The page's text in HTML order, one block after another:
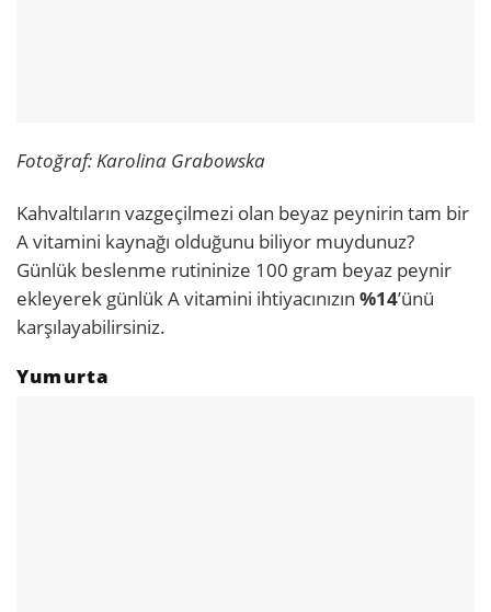
Fotoğraf: Karolina Grabowska
Kahvaltıların vazgeçilmezi olan beyaz peynirin tam bir
A vitamini kaynağı olduğunu biliyor muydunuz?
Günlük beslenme rutininize 100 gram beyaz peynir
ekleyerek günlük A vitamini ihtiyacınızın %14’ünü
karşılayabilirsiniz.
Yumurta